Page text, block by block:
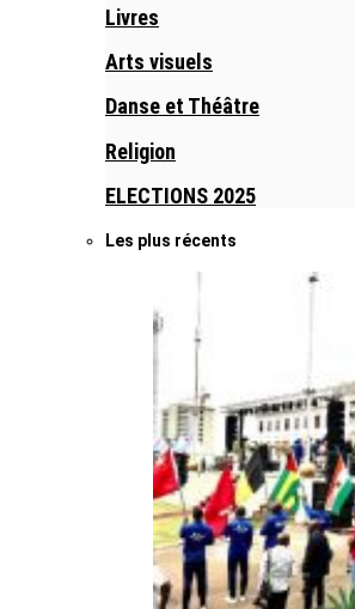
Livres
Arts visuels
Danse et Théâtre
Religion
ELECTIONS 2025
Les plus récents